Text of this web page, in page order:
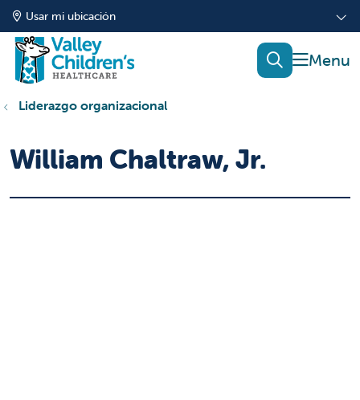
Usar mi ubicación
mostrar
buscar
Liderazgo organizacional
William Chaltraw, Jr.